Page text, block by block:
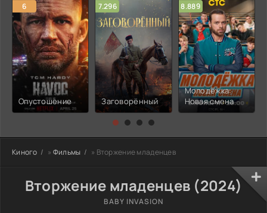
6
Опустошение
7.296
Заговорённый
8.889
Молодёжка:
Новая смена
Киного » Фильмы » Вторжение младенцев
Вторжение младенцев (2024)
BABY INVASION